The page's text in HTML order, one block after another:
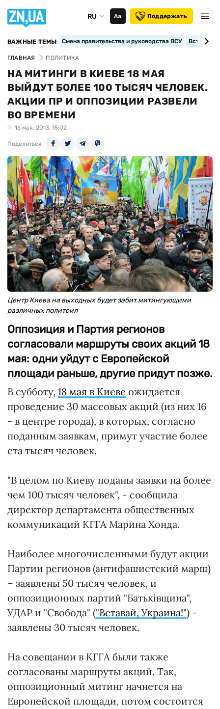
RU Аа Поддержать
ВАЖНЫЕ ТЕМЫ Смена правительства и руководства ВСУ
ГЛАВНАЯ ПОЛИТИКА
НА МИТИНГИ В КИЕВЕ 18 МАЯ
ВЫЙДУТ БОЛЕЕ 100 ТЫСЯЧ ЧЕЛОВЕК.
АКЦИИ ПР И ОППОЗИЦИИ РАЗВЕЛИ
ВО ВРЕМЕНИ
16 мая, 2013, 15:02
Поделиться
Центр Киева на выходных будет забит митингующими
различных политсил
Оппозиция и Партия регионов
согласовали маршруты своих акций 18
мая: одни уйдут с Европейской
площади раньше, другие придут позже.
В субботу, 18 мая в Киеве ожидается
проведение 30 массовых акций (из них 16
- в центре города), в которых, согласно
поданным заявкам, примут участие более
ста тысяч человек.
"В целом по Киеву поданы заявки на более
чем 100 тысяч человек", - сообщила
директор департамента общественных
коммуникаций КГГА Марина Хонда.
Наиболее многочисленными будут акции
Партии регионов (антифашистский марш)
– заявлены 50 тысяч человек, и
оппозиционных партий "Батьківщина",
УДАР и "Свобода" ("Вставай, Украина!") -
заявлены 30 тысяч человек.
На совещании в КГГА были также
согласованы маршруты акций. Так,
оппозиционный митинг начнется на
Европейской площади, потом состоится